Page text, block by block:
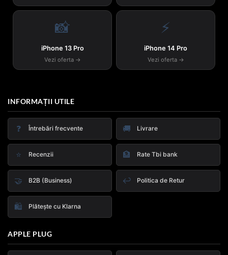
📸
iPhone 13 Pro
Vezi oferta →
⚡
iPhone 14 Pro
Vezi oferta →
INFORMAȚII UTILE
❓ Întrebări frecvente 🚚 Livrare
⭐ Recenzii 🏦 Rate Tbi bank
🤝 B2B (Business) ↩️ Politica de Retur
🛍️ Plătește cu Klarna
APPLE PLUG